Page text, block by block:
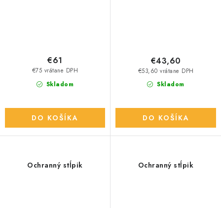
Skladom
€75 vrátane DPH
€61
DO KOŠÍKA
Skladom
€53,60 vrátane DPH
€43,60
DO KOŠÍKA
Ochranný stĺpik Ochranný stĺpik